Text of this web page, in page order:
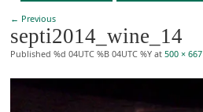
← Previous
septi2014_wine_14
Published%d 04UTC %B 04UTC %Y at 500 × 667